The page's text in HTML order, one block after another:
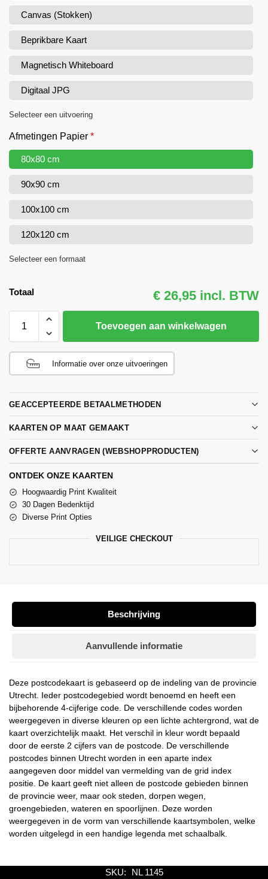
Canvas (Stokken)
Beprikbare Kaart
Magnetisch Whiteboard
Digitaal JPG
Selecteer een uitvoering
Afmetingen Papier *
80x80 cm
90x90 cm
100x100 cm
120x120 cm
Selecteer een formaat
Totaal € 26,95 incl. BTW
Toevoegen aan winkelwagen
Informatie over onze uitvoeringen
GEACCEPTEERDE BETAALMETHODEN
KAARTEN OP MAAT GEMAAKT
OFFERTE AANVRAGEN (WEBSHOPPRODUCTEN)
ONTDEK ONZE KAARTEN
Hoogwaardig Print Kwaliteit
30 Dagen Bedenktijd
Diverse Print Opties
VEILIGE CHECKOUT
Beschrijving
Aanvullende informatie
Deze postcodekaart is gebaseerd op de indeling van de provincie
Utrecht. Ieder postcodegebied wordt benoemd en heeft een
bijbehorende 4-cijferige code. De verschillende codes worden
weergegeven in diverse kleuren op een lichte achtergrond, wat de
kaart overzichtelijk maakt. Het verschil in kleur wordt bepaald
door de eerste 2 cijfers van de postcode. De verschillende
postcodes binnen Utrecht worden in een aparte index
aangegeven door middel van vermelding van de grid index
positie. De kaart geeft niet alleen de postcode gebieden binnen
de provincie weer, maar ook steden, dorpen wegen,
groengebieden, wateren en spoorlijnen. Deze worden
weergegeven in de vorm van verschillende kaartsymbolen, welke
worden uitgelegd in een handige legenda met schaalbalk.
SKU: NL 1145